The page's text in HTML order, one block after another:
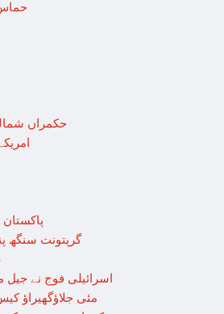
حکمراں
گرپتونت سنگھ
< > اسرائیلی فوج نے
9 مئی جلاؤگھیراؤ کیس: 8 پی ٹی آئی رہنماؤں کے ناقابل ضمانت وارنٹ